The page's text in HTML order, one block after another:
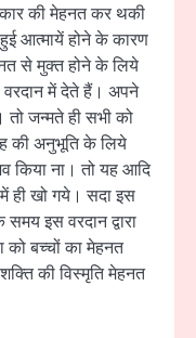
की मेहनत कर थकी
आत्मायें होने के कारण
से मुक्त होने के लिये
वरदान में देते हैं। अपने
जन्मते ही सभी को
की अनुभूति के लिये
किया ना। तो यह आदि
ही खो गये। सदा इस
इस वरदान द्वारा
को बच्चों का मेहनत
की विस्मृति मेहनत